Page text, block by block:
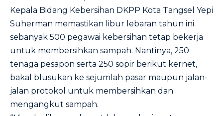
Kepala Bidang Kebersihan DKPP Kota Tangsel Yepi
Suherman memastikan libur lebaran tahun ini
sebanyak 500 pegawai kebersihan tetap bekerja
untuk membersihkan sampah. Nantinya, 250
tenaga pesapon serta 250 sopir berikut kernet,
bakal blusukan ke sejumlah pasar maupun jalan-
jalan protokol untuk membersihkan dan
mengangkut sampah.